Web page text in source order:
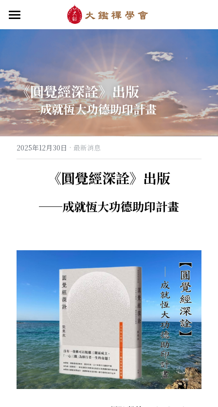
首頁
關於大鑑禪堂
道場內景
入會申請
大鑑導師
禪行者簡介
．梁寒衣
自畫像
．兩座山之間
．花開最末
命的啟發
．閱讀與人生（下）——談閱讀對自我生
命的啟發
．挑戰自我的魅力
．黃昏之悸
．焚不滅的心
．死生流注
梁寒衣著作（書目/序/評論）
最新消息/課程
芳嚴無涯/消息・活動
行向圓覺/課程・共修
教法/文章/思潮
華嚴智海/教觀、禪觀
宗門之眼/經藏之美
拄杖在手/論文・演講・座談・開示
寒雪付衣/散文・詩歌・偈贊
道在一切/影音
光光交會/導介・轉載
線上聆聽
【道德經】
千眼書屋/書籍．作品
聯絡我們
《圓覺經深詮》出版
──成就恆大功德助印計畫
2025年12月30日 · 最新消息
《圓覺經深詮》出版
──成就恆大功德助印計畫